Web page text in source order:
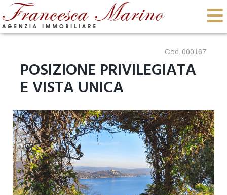
Cod. 000167
POSIZIONE PRIVILEGIATA
E VISTA UNICA